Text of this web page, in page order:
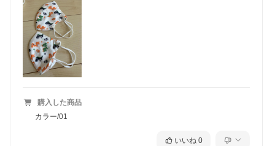
購入した商品
カラー/01
いいね 0